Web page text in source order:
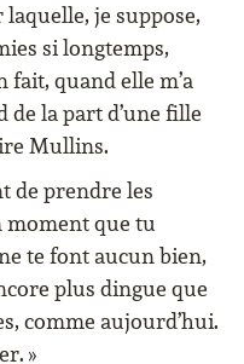
je suppose,
si longtemps,
fait, quand elle m’a
de la part d’une fille
Mullins.
de prendre les
moment que tu
te font aucun bien,
plus dingue que
comme aujourd’hui.
»